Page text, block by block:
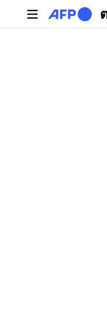
Skip to main content
Primary tabs